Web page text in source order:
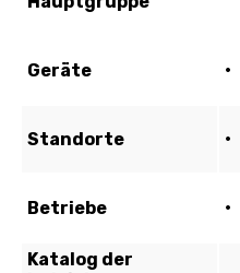
gehören, inCMDB ->
Abbildung: Erster